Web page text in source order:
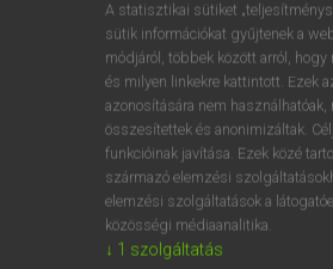
spektroszkópia fn spectroscopy
⚲ spektroszkópiakeresése
DÍJMENTES ANGOL SZÓTÁR
A statisztikai sütiket
sütik információkat gyűjtenek a
módjáról, többek között arról,
és milyen linkekre kattintott. Ezek
azonosítására nem használhatóak,
összesítettek és anonimizáltak.
funkcióinak javítása. Ezek közé
származó elemzési
elemzési szolgáltatások a
közösségi médiaanalitika.
↓ 1 szolgáltatás
n m , .